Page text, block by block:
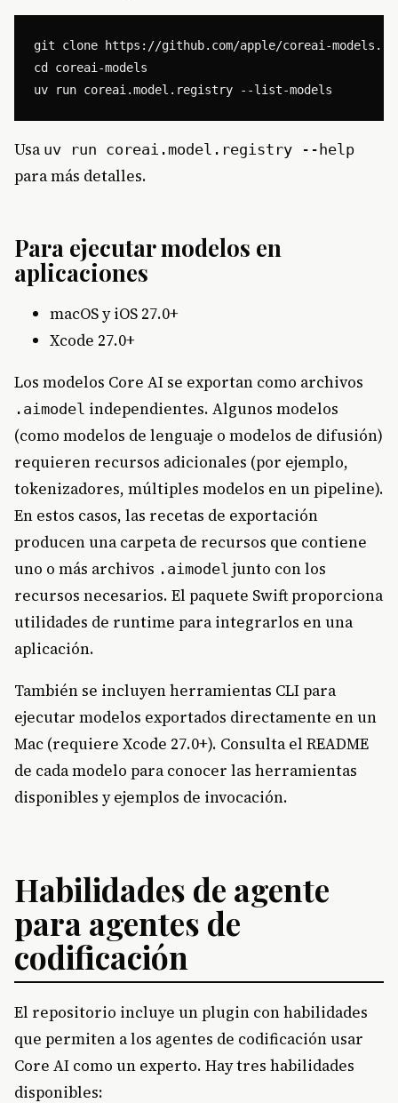
git clone https://github.com/apple/coreai-
cd coreai-models
Usa uv run coreai.model.registry --help
para más detalles.
Para ejecutar modelos en
aplicaciones
macOS y iOS 27.0+
Xcode 27.0+
Los modelos Core AI se exportan como archivos
.aimodel independientes. Algunos modelos
(como modelos de lenguaje o modelos de difusión)
requieren recursos adicionales (por ejemplo,
tokenizadores, múltiples modelos en un pipeline).
En estos casos, las recetas de exportación
producen una carpeta de recursos que contiene
uno o más archivos .aimodel junto con los
recursos necesarios. El paquete Swift proporciona
utilidades de runtime para integrarlos en una
aplicación.
También se incluyen herramientas CLI para
ejecutar modelos exportados directamente en un
Mac (requiere Xcode 27.0+). Consulta el README
de cada modelo para conocer las herramientas
disponibles y ejemplos de invocación.
Habilidades de agente
para agentes de
codificación
El repositorio incluye un plugin con habilidades
que permiten a los agentes de codificación usar
Core AI como un experto. Hay tres habilidades
disponibles: